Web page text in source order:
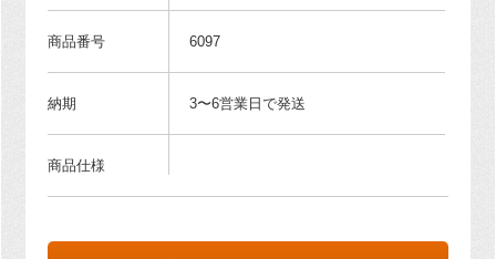
商品番号 6097
納期 3〜6営業日で発送
商品仕様